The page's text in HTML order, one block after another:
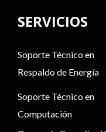
SERVICIOS
Soporte Técnico en
Respaldo de Energía
Soporte Técnico en
Computación